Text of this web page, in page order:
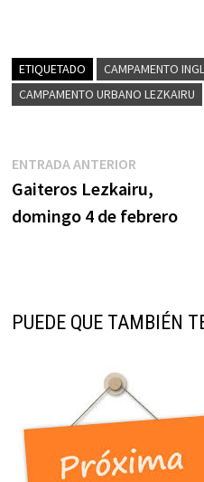
ETIQUETADO
CAMPAMENTO
CAMPAMENTO URBANO LEZKAIRU
Navegación
de
entradas
ENTRADA ANTERIOREntrada
anterior:
Gaiteros Lezkairu,
domingo 4 de febrero
PUEDE QUE TAMBIÉN